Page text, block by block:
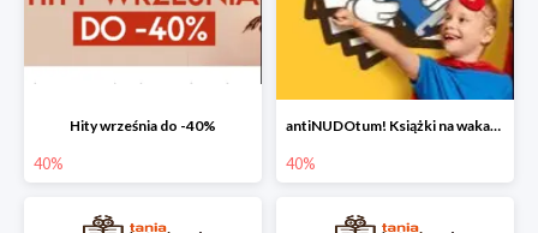
Hity września do -40%
40%
antiNUDOtum! Książki na wakacje do -40%
40%